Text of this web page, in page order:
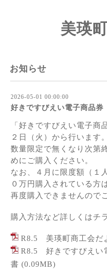
美瑛
お知らせ
2026-05-01 00:00:00
好きですびえい電子商品
「好きですびえい電子商
２日（火）から行います。
数量限定で無くなり次第
めにご購入ください。
なお、４月に限度額（１
０万円購入されている方
再度購入できませんので
購入方法など詳しくはチ
R8.5 美瑛町商工会だ
R8.5 好きですびえい
書 (0.09MB)